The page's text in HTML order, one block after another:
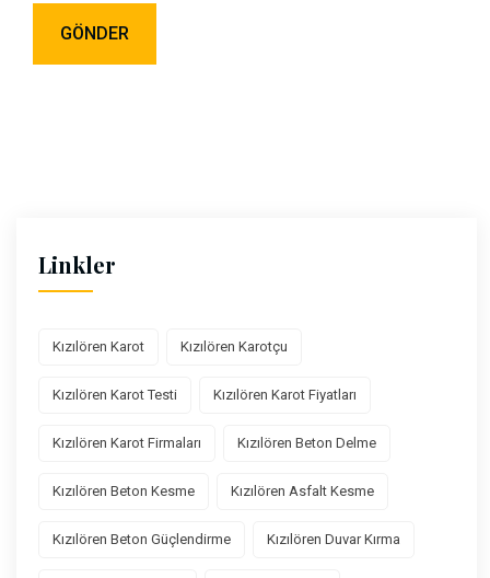
Linkler
Kızılören Karot Kızılören Karotçu
Kızılören Karot Testi Kızılören Karot Fiyatları
Kızılören Karot Firmaları Kızılören Beton Delme
Kızılören Beton Kesme Kızılören Asfalt Kesme
Kızılören Beton Güçlendirme Kızılören Duvar Kırma